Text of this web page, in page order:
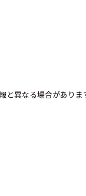
異なる場合があり